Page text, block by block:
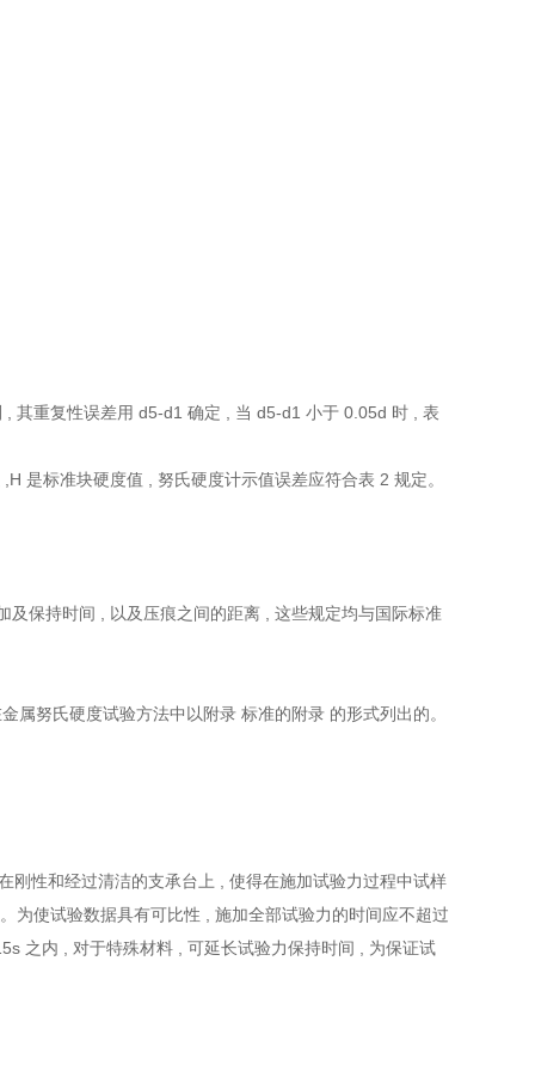
其重复性误差用 d5-d1 确定 , 当 d5-d1 小于 0.05d 时 , 表
是标准块硬度值 , 努氏硬度计示值误差应符合表 2 规定。
保持时间 , 以及压痕之间的距离 , 这些规定均与国际标准
努氏硬度试验方法中以附录 标准的附录 的形式列出的。
刚性和经过清洁的支承台上 , 使得在施加试验力过程中试样
为使试验数据具有可比性 , 施加全部试验力的时间应不超过
之内 , 对于特殊材料 , 可延长试验力保持时间 , 为保证试